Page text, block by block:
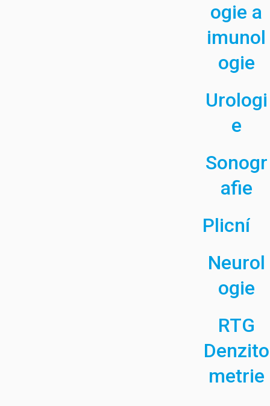
ogie a
imunol
ogie
Urologi
e
Sonogr
afie
Plicní
Neurol
ogie
RTG
Denzito
metrie